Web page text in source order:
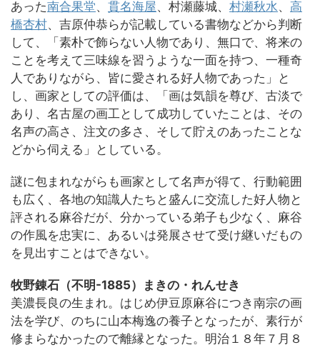
あった南合果堂、 貫名海屋、村瀬藤城、 村瀬秋水、 高
橋杏村、吉原仲恭らが記載している書物などから判断
して、「素朴で飾らない人物であり、無口で、将来の
ことを考えて三味線を習うような一面を持つ、一種奇
人でありながら、皆に愛される好人物であった」と
し、画家としての評価は、「画は気韻を尊び、古淡で
あり、名古屋の画工として成功していたことは、その
名声の高さ、注文の多さ、そして貯えのあったことな
どから伺える」としている。
謎に包まれながらも画家として名声が得て、行動範囲
も広く、各地の知識人たちと盛んに交流した好人物と
評される麻谷だが、分かっている弟子も少なく、麻谷
の作風を忠実に、あるいは発展させて受け継いだもの
を見出すことはできない。
牧野錬石（不明-1885）まきの・れんせき
美濃長良の生まれ。はじめ伊豆原麻谷につき南宗の画
法を学び、のちに山本梅逸の養子となったが、素行が
修まらなかったので離縁となった。明治１８年７月８